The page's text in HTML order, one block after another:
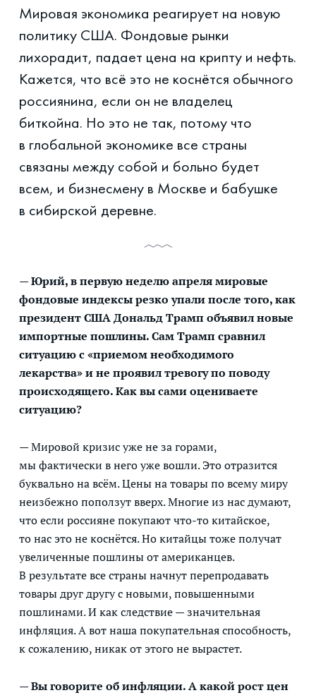
Мировая экономика реагирует на новую
политику США. Фондовые рынки
лихорадит, падает цена на крипту и нефть.
Кажется, что всё это не коснётся обычного
россиянина, если он не владелец
биткойна. Но это не так, потому что
в глобальной экономике все страны
связаны между собой и больно будет
всем, и бизнесмену в Москве и бабушке
в сибирской деревне.
— Юрий, в первую неделю апреля мировые
фондовые индексы резко упали после того, как
президент США Дональд Трамп объявил новые
импортные пошлины. Сам Трамп сравнил
ситуацию с «приемом необходимого
лекарства» и не проявил тревогу по поводу
происходящего. Как вы сами оцениваете
ситуацию?
— Мировой кризис уже не за горами,
мы фактически в него уже вошли. Это отразится
буквально на всём. Цены на товары по всему миру
неизбежно поползут вверх. Многие из нас думают,
что если россияне покупают что-то китайское,
то нас это не коснётся. Но китайцы тоже получат
увеличенные пошлины от американцев.
В результате все страны начнут перепродавать
товары друг другу с новыми, повышенными
пошлинами. И как следствие — значительная
инфляция. А вот наша покупательная способность,
к сожалению, никак от этого не вырастет.
— Вы говорите об инфляции. А какой рост цен